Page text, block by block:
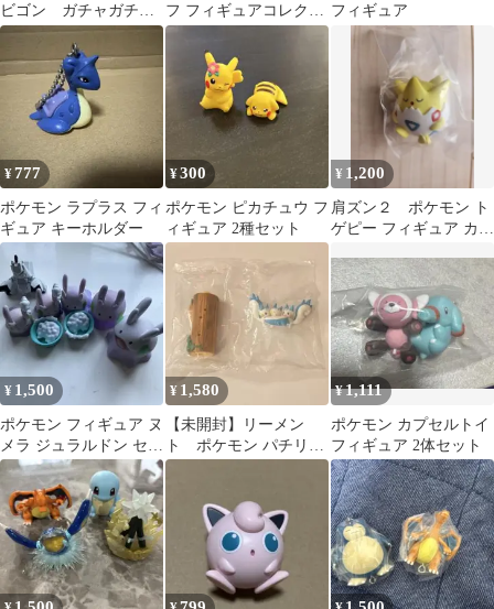
ビゴン ガチャガチ
ャ フィギュア ゴン
フ フィギュアコレクシ
ョン ピカチュウ
フィギュア
¥777
ポケモン ラプラス フィ
ギュア キーホルダー
¥300
ポケモン ピカチュウ フ
ィギュア 2種セット
¥ 1,200
肩ズン２ ポケモン ト
ゲピー フィギュア カプ
¥ 1,500
ポケモン フィギュア ヌ
メラ ジュラルドン セッ
ト
¥ 1,580
【未開封】リーメン
ト ポケモン パチリス
なかよしの木2 フィギ
¥1,111
ポケモン カプセルトイ
フィギュア 2体セット